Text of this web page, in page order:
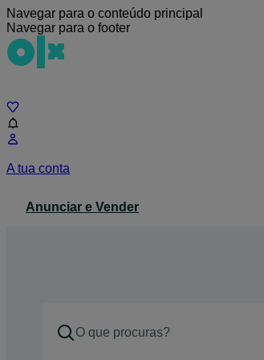
Navegar para o conteúdo principal
Navegar para o footer
A tua conta
Anunciar e Vender